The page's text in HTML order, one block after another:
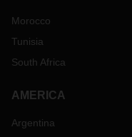
Morocco
Tunisia
South Africa
AMERICA
Argentina